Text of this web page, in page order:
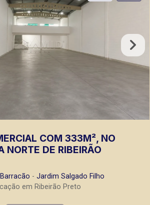
COM 333M², NO
NORTE DE RIBEIRÃO
- Jardim Salgado Filho
em Ribeirão Preto